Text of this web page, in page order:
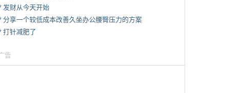
发财从今天开始
分享一个较低成本改善久坐办公腰臀压力的方案
打针减肥了
告